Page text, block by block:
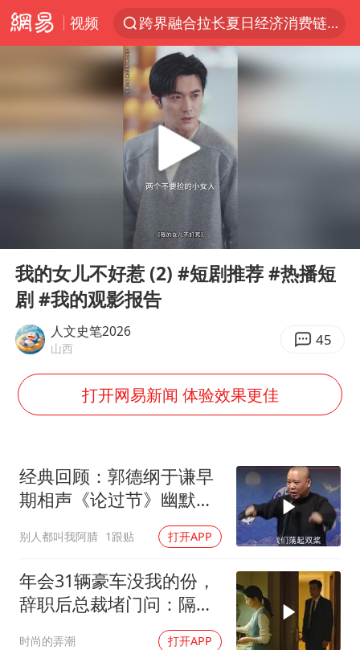
视频
跨界融合拉长夏日经济消费链条
拜登前列腺癌恶化
武契奇会见泽连斯基有何意图
“伊斯兰版北约”出现
以军士兵把枪口对准中国记者
白海豚在海上打了个结
方桃子代言广告视频已下架
一周大涨超7% 金价为何突然上涨
构建更高水平的全民健身公共服务体系
Play
我的女儿不好惹 (2) #短剧推荐 #热播短
剧 #我的观影报告
人文史笔2026
山西 45
打开网易新闻 体验效果更佳
经典回顾：郭德纲于谦早
期相声《论过节》幽默风
别人都叫我阿腈 1跟贴 打开APP
年会31辆豪车没我的份，
辞职后总裁堵门问：隔壁
时尚的弄潮 打开APP